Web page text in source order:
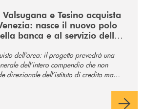
Valsugana e Tesino acquista
nasce il nuovo polo
banca e al servizio della
dell’area: il progetto prevedrà una
dell’intero compendio che non
direzionale dell’istituto di credito ma